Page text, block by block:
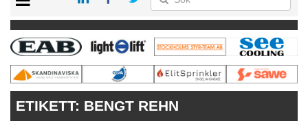
PRENUMERERA
VÅRA ANDRA MAGASIN
ANNONSERA
KONTAKT
ETIKETT: BENGT REHN